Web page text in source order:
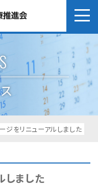
ジをリニューアルしました
しました